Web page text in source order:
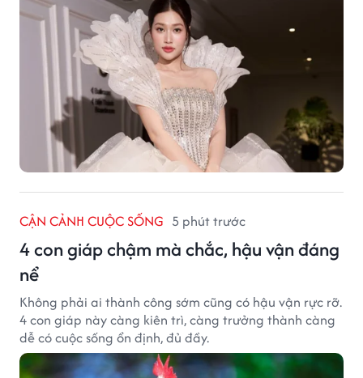
CẬN CẢNH CUỘC SỐNG 5 phút trước
4 con giáp chậm mà chắc, hậu vận đáng
nể
Không phải ai thành công sớm cũng có hậu vận rực rỡ.
4 con giáp này càng kiên trì, càng trưởng thành càng
dễ có cuộc sống ổn định, đủ đầy.